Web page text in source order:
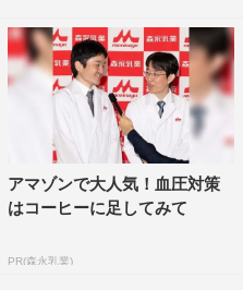
アマゾンで大人気！血圧対策
はコーヒーに足してみて
PR(森永乳業)